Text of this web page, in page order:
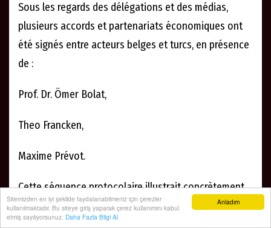
Anladım
Sitemizden en iyi şekilde faydalanabilmeniz için çerezler
kullanılmaktadır. Bu siteye giriş yaparak çerez kullanımını kabul
etmiş sayılıyorsunuz. Daha Fazla Bilgi Al
Sous les regards des délégations et des médias,
plusieurs accords et partenariats économiques ont
été signés entre acteurs belges et turcs, en présence
de :
Prof. Dr. Ömer Bolat,
Theo Francken,
Maxime Prévot.
Cette séquence protocolaire illustrait concrètement
l’objectif central de la mission : transformer le
rapprochement diplomatique en partenariats